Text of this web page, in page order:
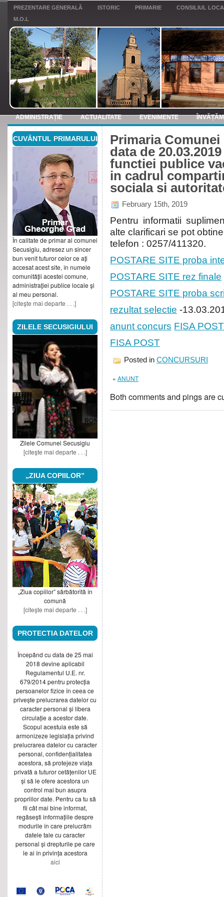
PREZENTARE GENERALĂ ISTORIC PRIMARIE
CONSILIUL
M.O.L
ADMINISTRAȚIE ACTUALITATE EVENIMENTE
ANUNTURI
CUVÂNTUL PRIMARULUI
În calitate de primar al comunei
Secusigiu, adresez un sincer
bun venit tuturor celor ce aţi
accesat acest site, în numele
comunităţii acestei comune,
administraţiei publice locale şi
al meu personal.
[citeşte mai departe . . .]
ZILELE SECUSIGIULUI
Zilele Comunei Secusigiu
[citeşte mai departe . . .]
„ZIUA COPIILOR”
„Ziua copiilor” sărbătorită în
comună
[citeşte mai departe . . .]
PROTECTIA DATELOR
Începând cu data de 25 mai
2018 devine aplicabil
Regulamentul U.E. nr.
679/2014 pentru protecția
persoanelor fizice în ceea ce
privește prelucrarea datelor cu
caracter personal și libera
circulație a acestor date.
Scopul acestuia este să
armonizeze legislația privind
prelucrarea datelor cu caracter
personal, confidențialitatea
acestora, să protejeze viața
privată a tuturor cetățenilor UE
și să le ofere acestora un
control mai bun asupra
propriilor date. Pentru ca tu să
fii cât mai bine informat,
regăsești informațiile despre
modurile în care prelucrăm
datele tale cu caracter
personal și drepturile pe care
le ai în privința acestora
aici
Primaria
data de
functiei publice
in cadrul
sociala si
February 15th, 2019
Pentru informatii
alte clarificari se pot
telefon : 0257/411320.
POSTARE SITE proba
POSTARE SITE rez finale
POSTARE SITE proba
rezultat selectie -
anunt concurs FISA POST
FISA POST
Posted in CONCURSURI
« ANUNT
Both comments and pings are